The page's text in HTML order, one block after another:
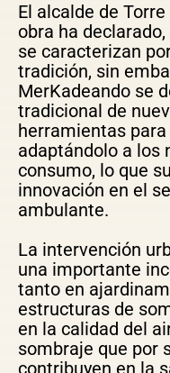
El alcalde de
obra ha
se caracterizan
tradición, sin
MerKadeando se
tradicional de
herramientas
adaptándolo a los
consumo, lo que
innovación en el
ambulante.
La intervención
una importante
tanto en
estructuras de
en la calidad del
sombraje que por